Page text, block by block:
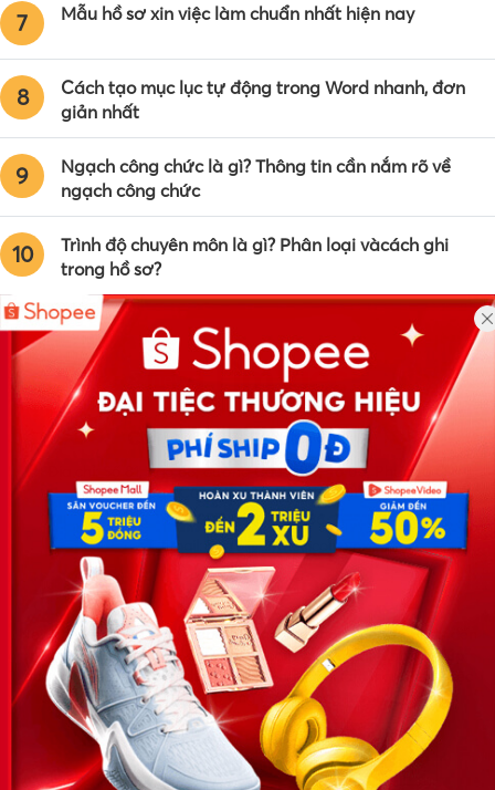
7 Mẫu hồ sơ xin việc làm chuẩn nhất hiện nay
8
Cách tạo mục lục tự động trong Word nhanh, đơn
giản nhất
9
Ngạch công chức là gì? Thông tin cần nắm rõ về
ngạch công chức
10
Trình độ chuyên môn là gì? Phân loại vàcách ghi
trong hồ sơ?
Công ty TNHH Eyeplus Online
Địa chỉ: Số 81, ngõ 68, đường Cầu Giấy, Tổ 05, Phường Quan
Hoa, Quận Cầu Giấy, TP Hà Nội, Việt Nam
SĐT: 0981 448 766
Email:
hotro@timviec.com.vn
VỀ CHÚNG TÔI
News.timviec.com.vn là website cung cấp thông tin liên quan đến
nhân sự, nghề nghiệp do Timviec.com.vn vận hành nhằm giúp
doanh nghiệp, nhân sự tuyển dụng, người đi làm, người tìm việc
cập nhật thông tin và đáp ứng được mong muốn của mình.
KẾT NỐI